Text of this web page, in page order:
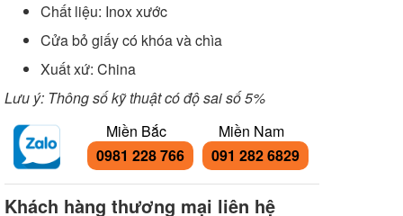
Chất liệu: Inox xước
Cửa bỏ giấy có khóa và chìa
Xuất xứ: China
Lưu ý: Thông số kỹ thuật có độ sai số 5%
Miền Bắc
0981 228 766
Miền Nam
091 282 6829
Khách hàng thương mại liên hệ